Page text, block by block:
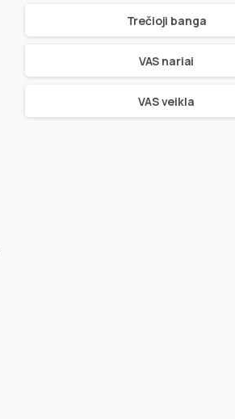
Trečioji banga
VAS nariai
VAS veikla